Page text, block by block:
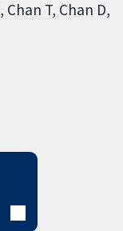
Chan T Chan D